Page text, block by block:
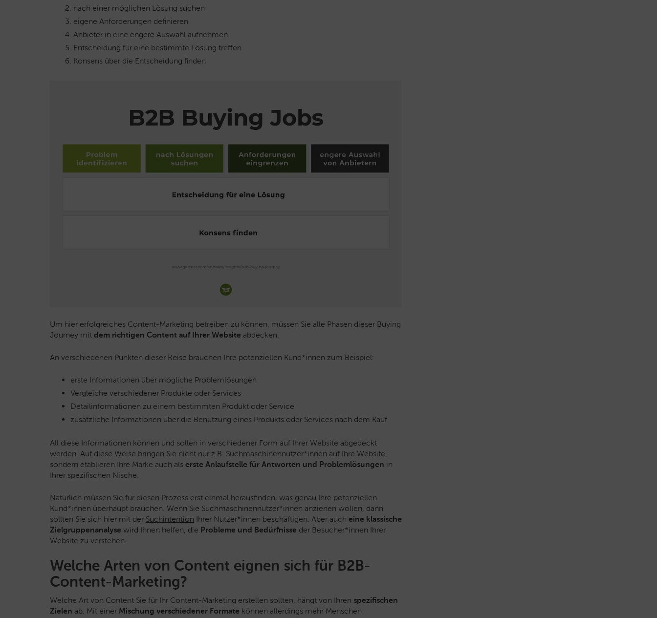
nach einer möglichen Lösung suchen
eigene Anforderungen definieren
Anbieter in eine engere Auswahl aufnehmen
Entscheidung für eine bestimmte Lösung treffen
Konsens über die Entscheidung finden
Um hier erfolgreiches Content-Marketing betreiben zu können, müssen Sie alle Phasen dieser Buying
Journey mit dem richtigen Content auf Ihrer Website abdecken.
An verschiedenen Punkten dieser Reise brauchen Ihre potenziellen Kund*innen zum Beispiel:
erste Informationen über mögliche Problemlösungen
Vergleiche verschiedener Produkte oder Services
Detailinformationen zu einem bestimmten Produkt oder Service
zusätzliche Informationen über die Benutzung eines Produkts oder Services nach dem Kauf
All diese Informationen können und sollen in verschiedener Form auf Ihrer Website abgedeckt
werden. Auf diese Weise bringen Sie nicht nur z.B. Suchmaschinennutzer*innen auf Ihre Website,
sondern etablieren Ihre Marke auch als erste Anlaufstelle für Antworten und Problemlösungen in
Ihrer spezifischen Nische.
Natürlich müssen Sie für diesen Prozess erst einmal herausfinden, was genau Ihre potenziellen
Kund*innen überhaupt brauchen. Wenn Sie Suchmaschinennutzer*innen anziehen wollen, dann
sollten Sie sich hier mit der Suchintention Ihrer Nutzer*innen beschäftigen. Aber auch eine klassische
Zielgruppenanalyse wird Ihnen helfen, die Probleme und Bedürfnisse der Besucher*innen Ihrer
Website zu verstehen.
Welche Arten von Content eignen sich für B2B-
Content-Marketing?
Welche Art von Content Sie für Ihr Content-Marketing erstellen sollten, hängt von Ihren spezifischen
Zielen ab. Mit einer Mischung verschiedener Formate können allerdings mehr Menschen